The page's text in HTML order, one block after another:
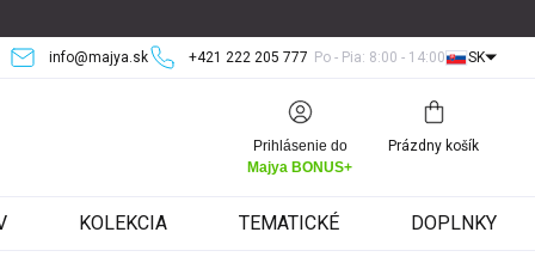
+421 222 205 777 Po - Pia: 8:00 - 14:00
info@majya.sk SK
Prihlásenie do
Majya BONUS+
Nákupný
košík
Prázdny košík
KOLEKCIA TEMATICKÉ DOPLNKY